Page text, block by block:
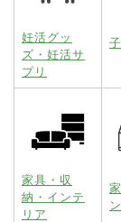
妊活グッ
ズ・妊活サ
プリ
家具・収
納・インテ
リア
ン